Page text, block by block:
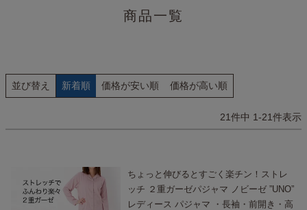
商品一覧
並び替え 新着順 価格が安い順 価格が高い順
21件中 1-21件表示
ちょっと伸びるとすごく楽チン！ストレ
ッチ ２重ガーゼパジャマ ノビーゼ ”UNO”
レディース パジャマ ・長袖・前開き・高